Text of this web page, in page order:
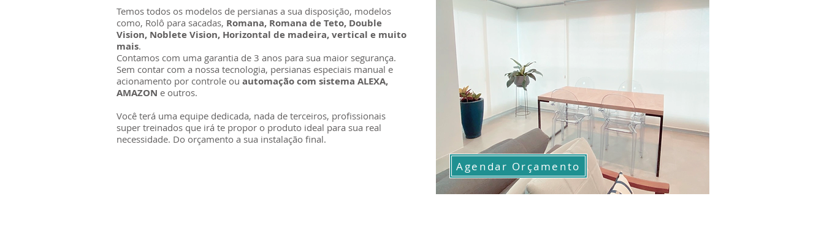
Temos todos os modelos de persianas a sua disposição, modelos
como, Rolô para sacadas, Romana, Romana de Teto, Double
Vision, Noblete Vision, Horizontal de madeira, vertical e muito
mais.
Contamos com uma garantia de 3 anos para sua maior segurança.
Sem contar com a nossa tecnologia, persianas especiais manual e
acionamento por controle ou automação com sistema ALEXA,
AMAZON e outros.
Você terá uma equipe dedicada, nada de terceiros, profissionais
super treinados que irá te propor o produto ideal para sua real
necessidade. Do orçamento a sua instalação final.
Agendar Orçamento